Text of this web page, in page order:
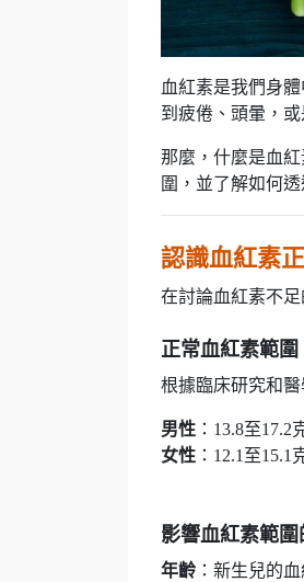
血紅素是我們身
到疲倦、頭暈，
那麼，什麼是血
圍，並了解如何
認識血紅素
在討論血紅素不
正常血紅素範圍
根據臨床研究和
男性 ：13.8至
女性 ：12.1至
影響血紅素範圍
年齡 ：新生兒的